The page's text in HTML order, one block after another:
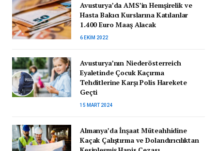
Avusturya’da AMS’in Hemşirelik ve
Hasta Bakıcı Kurslarına Katılanlar
1.400 Euro Maaş Alacak
6 EKIM 2022
Avusturya’nın Niederösterreich
Eyaletinde Çocuk Kaçırma
Tehditlerine Karşı Polis Harekete
Geçti
15 MART 2024
Almanya’da İnşaat Müteahhidine
Kaçak Çalıştırma ve Dolandırıcılıktan